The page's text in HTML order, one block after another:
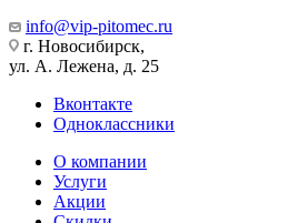
info@vip-pitomec.ru
г. Новосибирск,
ул. А. Лежена, д. 25
Вконтакте
Одноклассники
О компании
Услуги
Акции